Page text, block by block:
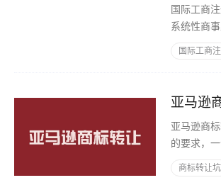
国际工商
系统性商
国际工商
亚马逊
亚马逊商
的要求，
商标转让坑